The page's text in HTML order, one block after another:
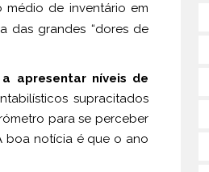
de inventário em
das grandes “dores de
apresentar níveis de
supracitados
para se perceber
boa notícia é que o ano